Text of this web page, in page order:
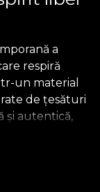
a
respiră
un material
de țesături
și autentică,
fluide și baza